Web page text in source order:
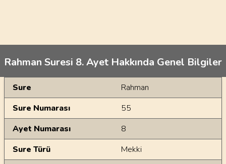
Rahman Suresi 8. Ayet Hakkında Genel Bilgiler
Genel Bilgiler
Sure
Rahman
Sure Numarası
55
Ayet Numarası
8
Sure Türü
Mekki